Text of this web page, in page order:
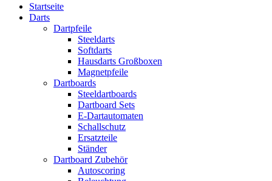
Startseite
Darts
Dartpfeile
Steeldarts
Softdarts
Hausdarts Großboxen
Magnetpfeile
Dartboards
Steeldartboards
Dartboard Sets
E-Dartautomaten
Schallschutz
Ersatzteile
Ständer
Dartboard Zubehör
Autoscoring